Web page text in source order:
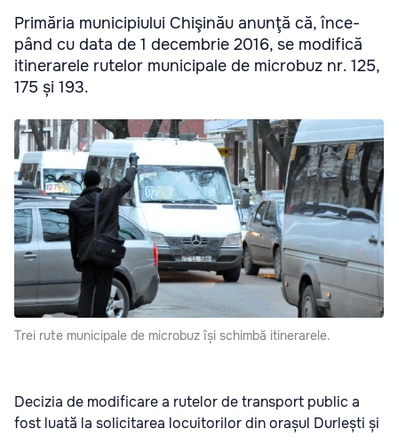
Pri­mă­ria muni­ci­pi­u­lui Chi­şi­nău anu­nţă că, înce­
pând cu data de 1 decem­brie 2016, se modi­fi­că
iti­ne­ra­re­le rute­lor muni­ci­pa­le de micro­buz nr. 125,
175 și 193.
Trei rute municipale de microbuz își schimbă itinerarele.
Deci­zia de modi­fi­ca­re a rute­lor de trans­port public a
fost lua­tă la soli­ci­ta­rea locu­i­to­ri­lor din ora­șul Dur­lești și